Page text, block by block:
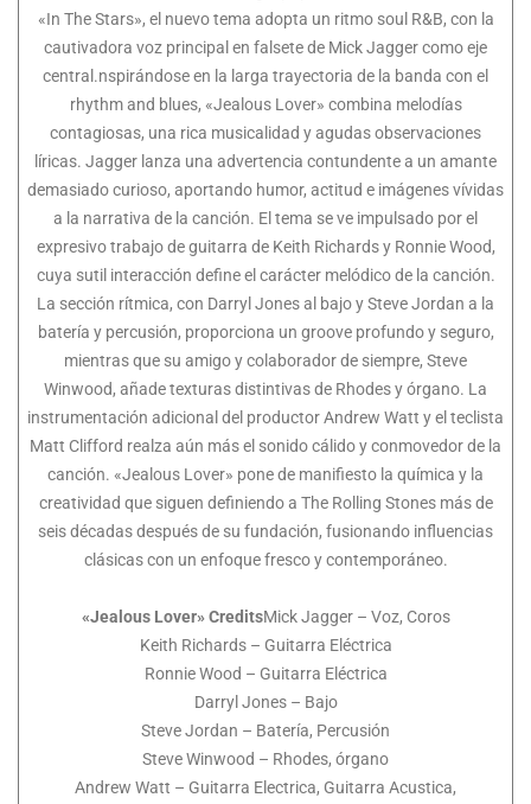
«In The Stars», el nuevo tema adopta un ritmo soul R&B, con la
cautivadora voz principal en falsete de Mick Jagger como eje
central.nspirándose en la larga trayectoria de la banda con el
rhythm and blues, «Jealous Lover» combina melodías
contagiosas, una rica musicalidad y agudas observaciones
líricas. Jagger lanza una advertencia contundente a un amante
demasiado curioso, aportando humor, actitud e imágenes vívidas
a la narrativa de la canción. El tema se ve impulsado por el
expresivo trabajo de guitarra de Keith Richards y Ronnie Wood,
cuya sutil interacción define el carácter melódico de la canción.
La sección rítmica, con Darryl Jones al bajo y Steve Jordan a la
batería y percusión, proporciona un groove profundo y seguro,
mientras que su amigo y colaborador de siempre, Steve
Winwood, añade texturas distintivas de Rhodes y órgano. La
instrumentación adicional del productor Andrew Watt y el teclista
Matt Clifford realza aún más el sonido cálido y conmovedor de la
canción. «Jealous Lover» pone de manifiesto la química y la
creatividad que siguen definiendo a The Rolling Stones más de
seis décadas después de su fundación, fusionando influencias
clásicas con un enfoque fresco y contemporáneo.
«Jealous Lover» CreditsMick Jagger – Voz, Coros
Keith Richards – Guitarra Eléctrica
Ronnie Wood – Guitarra Eléctrica
Darryl Jones – Bajo
Steve Jordan – Batería, Percusión
Steve Winwood – Rhodes, órgano
Andrew Watt – Guitarra Electrica, Guitarra Acustica,